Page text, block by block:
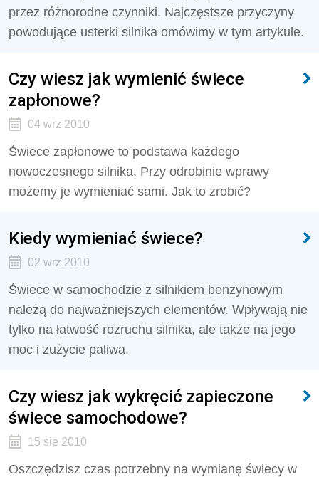
przez różnorodne czynniki. Najczęstsze przyczyny
powodujące usterki silnika omówimy w tym artykule.
Czy wiesz jak wymienić świece
zapłonowe?
04 wrz 2010
Świece zapłonowe to podstawa każdego
nowoczesnego silnika. Przy odrobinie wprawy
możemy je wymieniać sami. Jak to zrobić?
Kiedy wymieniać świece?
02 wrz 2010
Świece w samochodzie z silnikiem benzynowym
należą do najważniejszych elementów. Wpływają nie
tylko na łatwość rozruchu silnika, ale także na jego
moc i zużycie paliwa.
Czy wiesz jak wykręcić zapieczone
świece samochodowe?
15 sie 2010
Oszczędzisz czas potrzebny na wymianę świecy w